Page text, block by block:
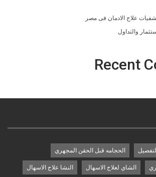
علاج الادمان فى مصر
والتداول
Recent
الحجامه قبل الحقن المجهري
الشاي لعلاج الاسهال النشا علاج الاسهال